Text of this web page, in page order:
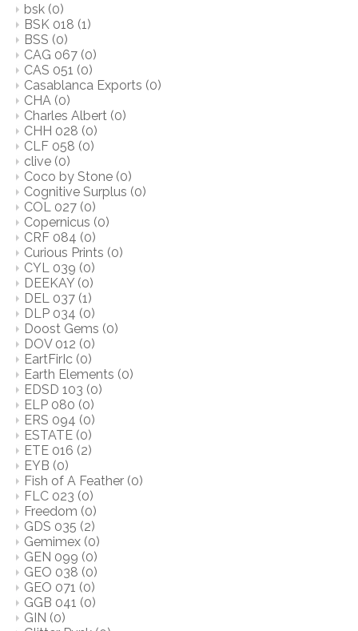
bsk (0)
BSK 018 (1)
BSS (0)
CAG 067 (0)
CAS 051 (0)
Casablanca Exports (0)
CHA (0)
Charles Albert (0)
CHH 028 (0)
CLF 058 (0)
clive (0)
Coco by Stone (0)
Cognitive Surplus (0)
COL 027 (0)
Copernicus (0)
CRF 084 (0)
Curious Prints (0)
CYL 039 (0)
DEEKAY (0)
DEL 037 (1)
DLP 034 (0)
Doost Gems (0)
DOV 012 (0)
EartFirIc (0)
Earth Elements (0)
EDSD 103 (0)
ELP 080 (0)
ERS 094 (0)
ESTATE (0)
ETE 016 (2)
EYB (0)
Fish of A Feather (0)
FLC 023 (0)
Freedom (0)
GDS 035 (2)
Gemimex (0)
GEN 099 (0)
GEO 038 (0)
GEO 071 (0)
GGB 041 (0)
GIN (0)